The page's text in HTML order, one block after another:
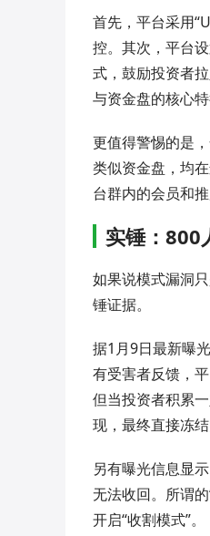
首先，平台采用
控。其次，平台
式，鼓励投资者
与资金盘的核心
更值得警惕的是
类似资金盘，均
台群内的会员和
实锤：800
如果说模式漏洞
锤证据。
据1月9日最新曝
有受害者反馈，
但当投资者积累
现，最终直接冻
另有曝光信息显
无法收回。所谓
开启“收割模式”。